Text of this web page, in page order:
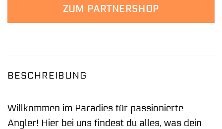
ZUM PARTNERSHOP
BESCHREIBUNG
Willkommen im Paradies für passionierte
Angler! Hier bei uns findest du alles, was dein